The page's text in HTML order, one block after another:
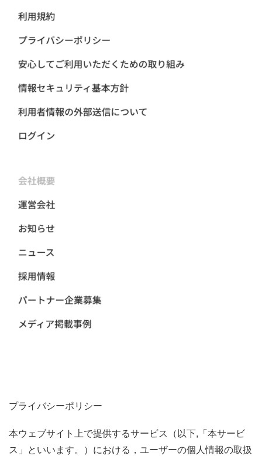
プライバシーポリシー
本ウェブサイト上で提供するサービス（以下,「本サービ
ス」といいます。）における，ユーザーの個人情報の取扱